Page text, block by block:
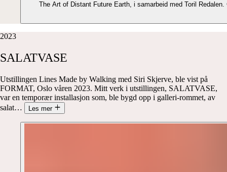
The Art of Distant Future Earth, i samarbeid med Toril
2023
SALATVASE
Utstillingen Lines Made by Walking med Siri Skjerve, ble vist på
FORMAT, Oslo våren 2023. Mitt verk i utstillingen, SALATVASE,
var en temporær installasjon som, ble bygd opp i galleri-rommet, av
salat… Les mer